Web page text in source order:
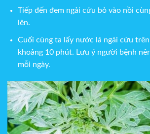
Tiếp đến đem ngải cứu bỏ vào nồi
lên.
Cuối cùng ta lấy nước lá ngải cứu
khoảng 10 phút. Lưu ý người bệnh
mỗi ngày.